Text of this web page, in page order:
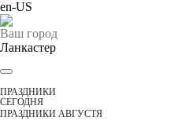
en-US
Ваш город
Ланкастер
ПРАЗДНИКИ
CЕГОДНЯ
ПРАЗДНИКИ АВГУСТЯ